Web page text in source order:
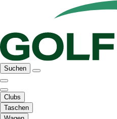
Suchen
Clubs
Taschen